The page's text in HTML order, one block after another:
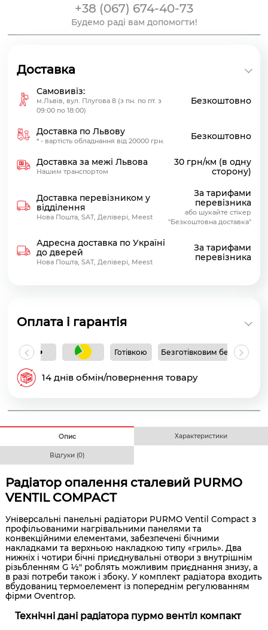
+38 (067) 674-40-73
Будемо раді вам допомогти!
Доставка
Самовивіз:
м.Львів, вул. Плугова 8 (з пн. по пт. з
09:00 по 18:00)
Безкоштовно
Доставка по Львову
* - вартість обладнання від 20000 грн. Безкоштовно
Доставка за межі Львова
Нашим транспортом
30 грн/км (в одну
сторону)
Доставка перевізником у
відділення
Нова Пошта, SAT, Делівері, Meest
За тарифами
перевізника
або шукайте стікер
"Безкоштовна доставка"
Адресна доставка по Україні
до дверей
Нова Пошта, SAT, Делівері, Meest
За тарифами
перевізника
Оплата і гарантія
Готівкою Безготівковим без ПДВ
14 днів обмін/повернення товару
Опис Характеристики
Відгуки (0)
Радіатор опалення сталевий PURMO
VENTIL COMPACT
Універсальні панельні радіатори PURMO Ventil Compact з
профільованими нагрівальними панелями та
конвекційними елементами, забезпечені бічними
накладками та верхньою накладкою типу «гриль». Два
нижніх і чотири бічні приєднувальні отвори з внутрішнім
різьбленням G ½" роблять можливим приєднання знизу, а
в разі потреби також і збоку. У комплект радіатора входить
вбудованиц термоелемент із попереднім регулюванням
фірми Oventrop.
Технічні дані радіатора пурмо вентіл компакт